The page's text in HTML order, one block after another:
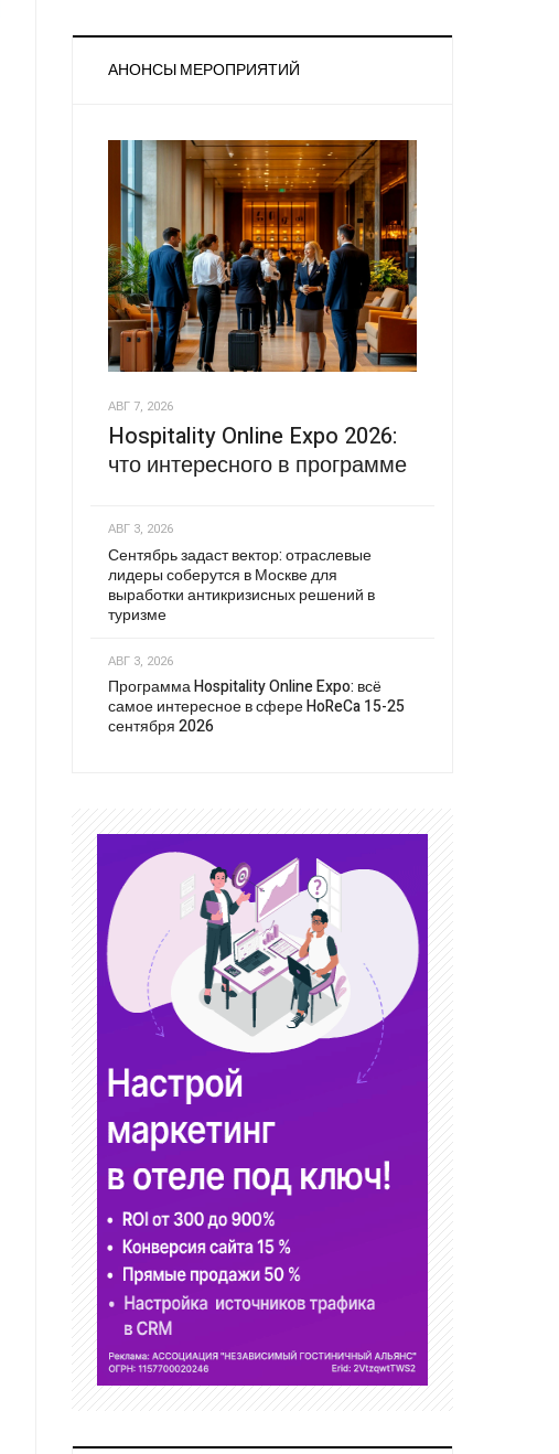
АНОНСЫ МЕРОПРИЯТИЙ
АВГ 7, 2026
Hospitality Online Expo 2026:
что интересного в программе
АВГ 3, 2026
Сентябрь задаст вектор: отраслевые
лидеры соберутся в Москве для
выработки антикризисных решений в
туризме
АВГ 3, 2026
Программа Hospitality Online Expo: всё
самое интересное в сфере HoReCa 15-25
сентября 2026